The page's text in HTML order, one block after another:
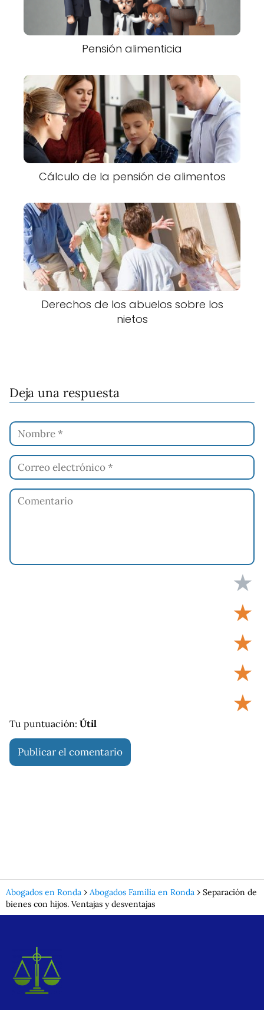
Pensión alimenticia
Cálculo de la pensión de alimentos
Derechos de los abuelos sobre los
nietos
Deja una respuesta
★
★
★
★
★
Tu puntuación: Útil
Abogados en Ronda Abogados Familia en Ronda
Separación de
bienes con hijos. Ventajas y desventajas